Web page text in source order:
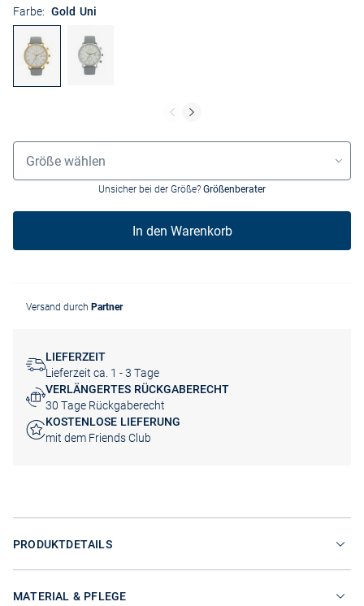
Farbe: Gold Uni
Grössenauswahl
Größe wählen
Unsicher bei der Größe? Größenberater
In den Warenkorb
Versand durch Partner
LIEFERZEIT
Lieferzeit ca. 1 - 3 Tage
VERLÄNGERTES RÜCKGABERECHT
30 Tage Rückgaberecht
KOSTENLOSE LIEFERUNG
mit dem Friends Club
PRODUKTDETAILS
MATERIAL & PFLEGE